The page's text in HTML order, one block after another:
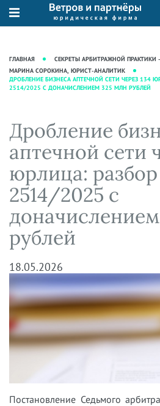
О нас
Рекомендации
Награды и рейтинги
фирмы
Кейсы
Юридические услуги
Интеллектуальная собственность
Корпоративная практика
Сопровождение бизнеса
Ведение уголовных дел
Защита активов
Ведение дел о банкротстве
База знаний
Журнал "Секреты арбитражной
практики"
Статьи
Аудиоподкасты
Видеоподкасты
Вопросы-ответы
Вебинары и семинары
Прямые эфиры
ГЛАВНАЯ
СЕКРЕТЫ АРБИТРАЖНОЙ ПРАКТИКИ
МАРИНА СОРОКИНА, ЮРИСТ-АНАЛИТИК
ДРОБЛЕНИЕ БИЗНЕСА АПТЕЧНОЙ СЕТИ ЧЕРЕЗ 134
2514/2025 С ДОНАЧИСЛЕНИЕМ 325 МЛН РУБЛЕЙ
Дробление
аптечной сети
юрлица:
2514/2025 с
рублей
18.05.2026
Постановление Седьмого